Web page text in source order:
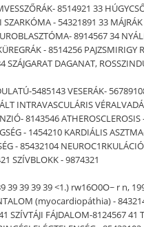
8514921 33
- 54321891 33
8914567 34
- 8514256
DAGANAT,
5485143 VESERÁK-
8143546
- 1454210 KARDIÁLIS
- 85432104
SZÍVBLOKK - 9874321
39 39 39 <1.) rw16O0O~ r n,
(myocardiopáthia) -
SZÍVTÁJI FÁJDALOM-8124567